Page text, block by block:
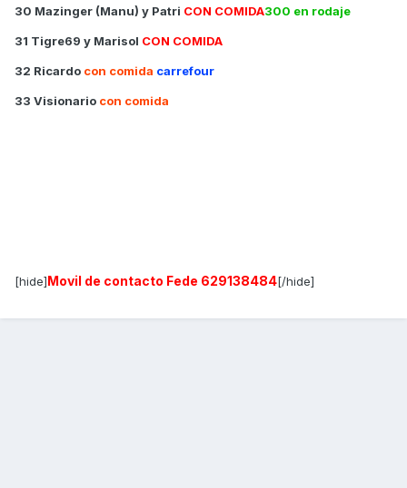
30 Mazinger (Manu) y Patri CON COMIDA300 en rodaje
31 Tigre69 y Marisol CON COMIDA
32 Ricardo con comida carrefour
33 Visionario con comida
[hide]Movil de contacto Fede 629138484[/hide]